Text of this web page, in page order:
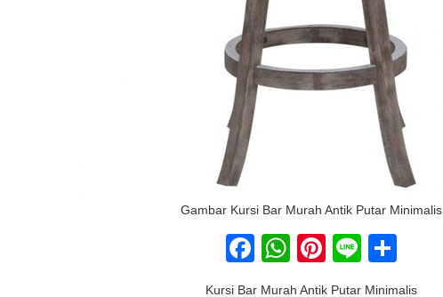
Gambar Kursi Bar Murah Antik Putar Minimalis
Facebook
WhatsApp
Pinterest
Line
Kursi Bar Murah Antik Putar Minimalis